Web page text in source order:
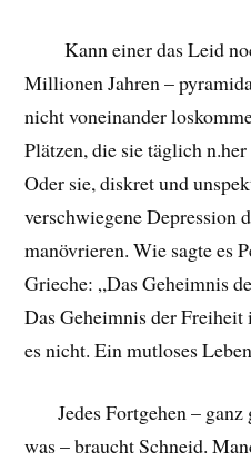
Kann einer das Leid
Millionen Jahren –
nicht voneinander
Plätzen, die sie täglich
Oder sie, diskret und
verschwiegene Depression
manövrieren. Wie sagte es
Grieche: „Das Geheimnis
Das Geheimnis der
es nicht. Ein mutloses
Jedes Fortgehen –
was – braucht Schneid.